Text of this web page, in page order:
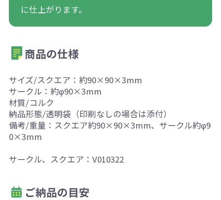
に仕上がります。
商品の仕様
サイズ/スクエア：約90×90×3mm
サークル：約φ90×3mm
材質/コルク
納品形態/透明袋（印刷なしの場合は添付）
備考/重量：スクエア約90×90×3mm、サークル約φ9
0×3mm
サークル、スクエア：V010322
ご納品の目安